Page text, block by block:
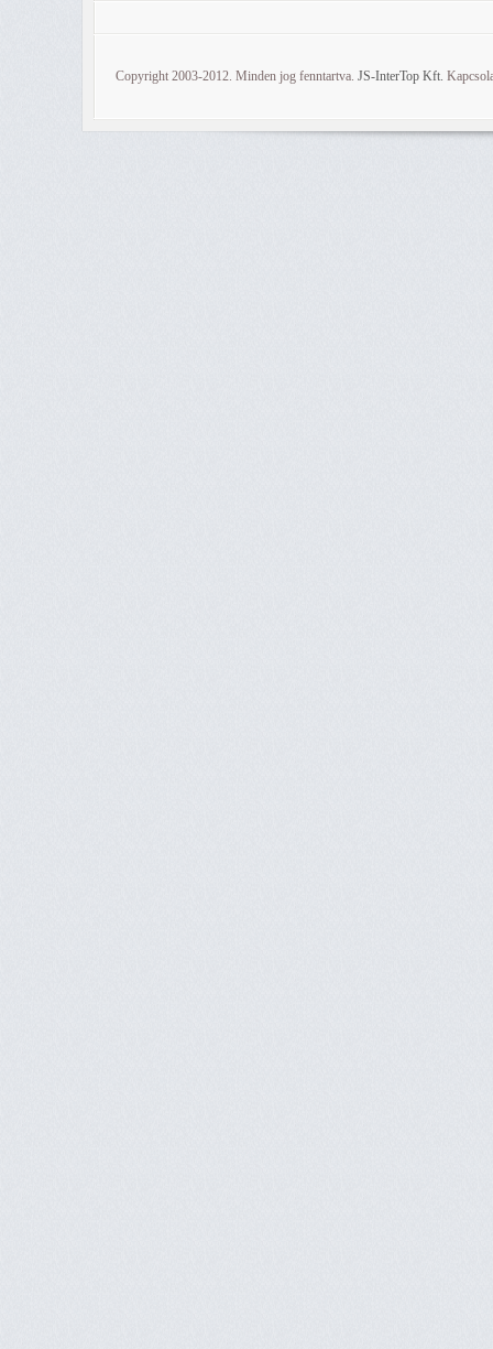
Copyright 2003-2012. Minden jog fenntartva. JS-InterTop Kft.